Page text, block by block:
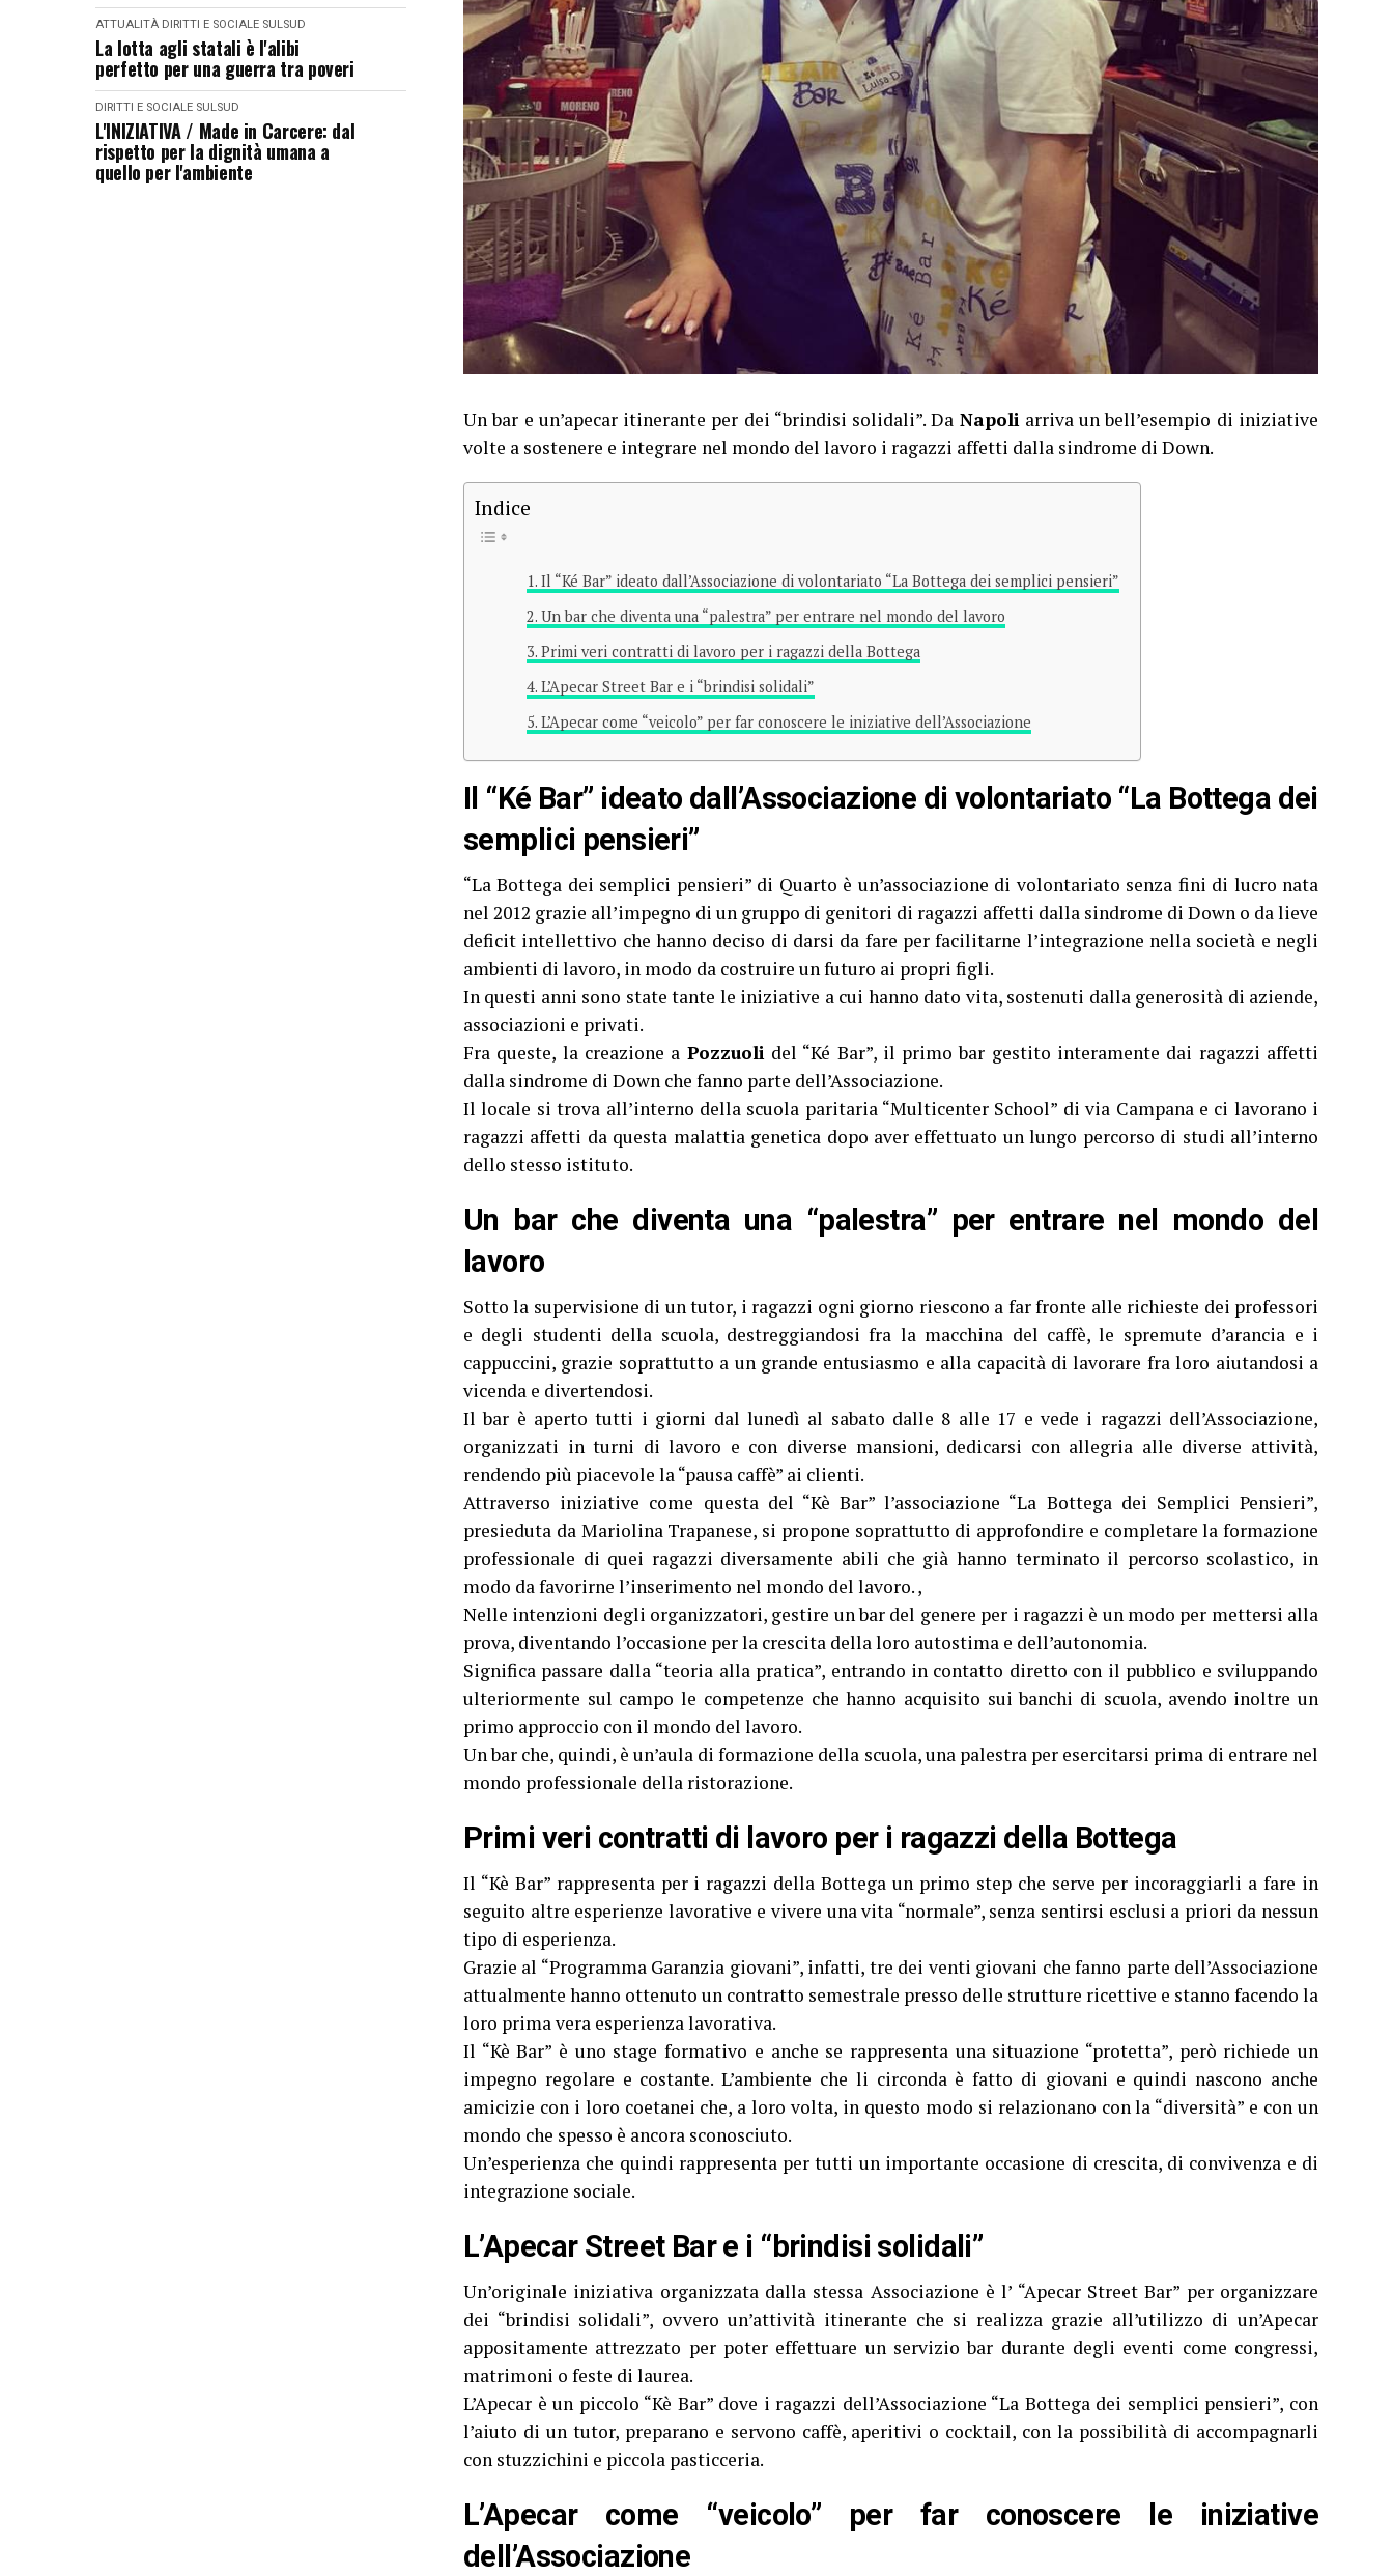
ATTUALITÀ DIRITTI E SOCIALE SULSUD
La lotta agli statali è l'alibi
perfetto per una guerra tra poveri
DIRITTI E SOCIALE SULSUD
L'INIZIATIVA / Made in Carcere: dal
rispetto per la dignità umana a
quello per l'ambiente
Un bar e un’apecar itinerante per dei “brindisi solidali”. Da Napoliarriva un bell’esempio di iniziative
volte a sostenere e integrare nel mondo del lavoro i ragazzi affetti dalla sindrome di Down.
Indice
Il “Ké Bar” ideato dall’Associazione di volontariato “La Bottega dei semplici pensieri”
Un bar che diventa una “palestra” per entrare nel mondo del lavoro
Primi veri contratti di lavoro per i ragazzi della Bottega
L’Apecar Street Bar e i “brindisi solidali”
L’Apecar come “veicolo” per far conoscere le iniziative dell’Associazione
Il “Ké Bar” ideato dall’Associazione di volontariato “La Bottega dei
semplici pensieri”
“La Bottega dei semplici pensieri” di Quarto è un’associazione di volontariato senza fini di lucro nata
nel 2012 grazie all’impegno di un gruppo di genitori di ragazzi affetti dalla sindrome di Down o da lieve
deficit intellettivo che hanno deciso di darsi da fare per facilitarne l’integrazione nella società e negli
ambienti di lavoro, in modo da costruire un futuro ai propri figli.
In questi anni sono state tante le iniziative a cui hanno dato vita, sostenuti dalla generosità di aziende,
associazioni e privati.
Fra queste, la creazione a Pozzuolidel “Ké Bar”, il primo bar gestito interamente dai ragazzi affetti
dalla sindrome di Down che fanno parte dell’Associazione.
Il locale si trova all’interno della scuola paritaria “Multicenter School” di via Campana e ci lavorano i
ragazzi affetti da questa malattia genetica dopo aver effettuato un lungo percorso di studi all’interno
dello stesso istituto.
Un bar che diventa una “palestra” per entrare nel mondo del
lavoro
Sotto la supervisione di un tutor, i ragazzi ogni giorno riescono a far fronte alle richieste dei professori
e degli studenti della scuola, destreggiandosi fra la macchina del caffè, le spremute d’arancia e i
cappuccini, grazie soprattutto a un grande entusiasmo e alla capacità di lavorare fra loro aiutandosi a
vicenda e divertendosi.
Il bar è aperto tutti i giorni dal lunedì al sabato dalle 8 alle 17 e vede i ragazzi dell’Associazione,
organizzati in turni di lavoro e con diverse mansioni, dedicarsi con allegria alle diverse attività,
rendendo più piacevole la “pausa caffè” ai clienti.
Attraverso iniziative come questa del “Kè Bar” l’associazione “La Bottega dei Semplici Pensieri”,
presieduta da Mariolina Trapanese, si propone soprattutto di approfondire e completare la formazione
professionale di quei ragazzi diversamente abili che già hanno terminato il percorso scolastico, in
modo da favorirne l’inserimento nel mondo del lavoro. ,
Nelle intenzioni degli organizzatori, gestire un bar del genere per i ragazzi è un modo per mettersi alla
prova, diventando l’occasione per la crescita della loro autostima e dell’autonomia.
Significa passare dalla “teoria alla pratica”, entrando in contatto diretto con il pubblico e sviluppando
ulteriormente sul campo le competenze che hanno acquisito sui banchi di scuola, avendo inoltre un
primo approccio con il mondo del lavoro.
Un bar che, quindi, è un’aula di formazione della scuola, una palestra per esercitarsi prima di entrare nel
mondo professionale della ristorazione.
Primi veri contratti di lavoro per i ragazzi della Bottega
Il “Kè Bar” rappresenta per i ragazzi della Bottega un primo step che serve per incoraggiarli a fare in
seguito altre esperienze lavorative e vivere una vita “normale”, senza sentirsi esclusi a priori da nessun
tipo di esperienza.
Grazie al “Programma Garanzia giovani”, infatti, tre dei venti giovani che fanno parte dell’Associazione
attualmente hanno ottenuto un contratto semestrale presso delle strutture ricettive e stanno facendo la
loro prima vera esperienza lavorativa.
Il “Kè Bar” è uno stage formativo e anche se rappresenta una situazione “protetta”, però richiede un
impegno regolare e costante. L’ambiente che li circonda è fatto di giovani e quindi nascono anche
amicizie con i loro coetanei che, a loro volta, in questo modo si relazionano con la “diversità” e con un
mondo che spesso è ancora sconosciuto.
Un’esperienza che quindi rappresenta per tutti un importante occasione di crescita, di convivenza e di
integrazione sociale.
L’Apecar Street Bar e i “brindisi solidali”
Un’originale iniziativa organizzata dalla stessa Associazione è l’ “Apecar Street Bar” per organizzare
dei “brindisi solidali”, ovvero un’attività itinerante che si realizza grazie all’utilizzo di un’Apecar
appositamente attrezzato per poter effettuare un servizio bar durante degli eventi come congressi,
matrimoni o feste di laurea.
L’Apecar è un piccolo “Kè Bar” dove i ragazzi dell’Associazione “La Bottega dei semplici pensieri”, con
l’aiuto di un tutor, preparano e servono caffè, aperitivi o cocktail, con la possibilità di accompagnarli
con stuzzichini e piccola pasticceria.
L’Apecar come “veicolo” per far conoscere le iniziative
dell’Associazione